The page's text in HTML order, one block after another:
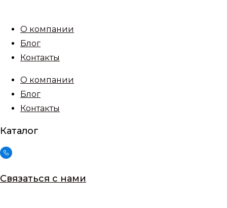
содержимому
О компании
Блог
Контакты
О компании
Блог
Контакты
Каталог
Связаться с нами